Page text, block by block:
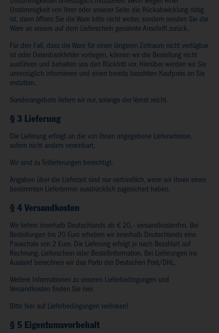
Unstimmigkeit von Ihrer oder unserer Seite die Rückabwicklung nötig
ist, dann öffnen Sie die Ware bitte nicht weiter, sondern senden Sie die
Ware an unsere auf dem Lieferschein genannte Anschrift zurück.
Für den Fall, dass die Ware für einen längeren Zeitraum nicht verfügbar
ist oder Datenbankfehler vorliegen, können wir die Bestellung nicht
ausführen und behalten uns den Rücktritt vor. Hierüber werden wir Sie
unverzüglich informieren und einen bereits bezahlten Kaufpreis an Sie
erstatten.
Sonderangebote liefern wir nur, solange der Vorrat reicht.
§ 3 Lieferung
Die Lieferung erfolgt an die von Ihnen angegebene Lieferadresse,
sofern nicht anders vereinbart.
Wir sind zu Teillieferungen berechtigt.
Angaben über die Lieferzeit sind nur verbindlich, wenn wir Ihnen einen
bestimmten Liefertermin ausdrücklich zugesichert haben.
§ 4 Versandkosten
Wir liefern innerhalb Deutschlands ab € 20,- versandkostenfrei. Bei
Bestellungen bis 20 Euro erheben wir innerhalb Deutschlands eine
Pauschale von 2 Euro. Die Lieferung erfolgt je nach Bezahlart auf
Rechnung, Lieferschein oder Bestellinformation. Bei Lieferungen ins
Ausland berechnen wir das Porto der Deutschen Post/DHL.
Weitere Informationen zu unseren Lieferbedingungen und
Versandkosten finden Sie hier.
Bitte hier auf Lieferbedingungen verlinken!
§ 5 Eigentumsvorbehalt